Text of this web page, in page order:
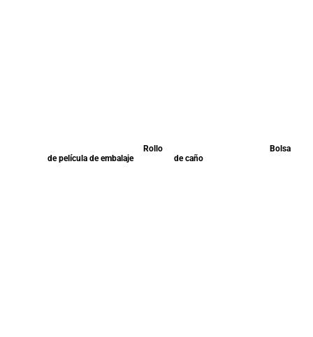
Rollo
de película de embalaje
Bolsa
de caño